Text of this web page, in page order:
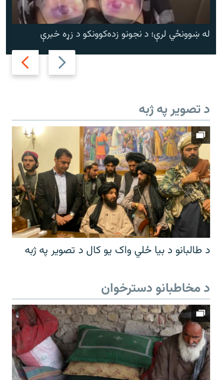
Previous
slide
Next
slide
له ښوونځي لرې؛ د نجونو زده‌کوونکو د زړه خبرې
د تصویر په ژبه
د طالبانو د بیا ځلي واک یو کال د تصویر په ژبه
د مخاطبانو دسترخوان